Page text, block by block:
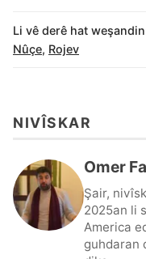
Li vê derê hat
Nûçe, Rojev
NIVÎSKAR
Omer
Şair,
2025an li
America
guhdaran